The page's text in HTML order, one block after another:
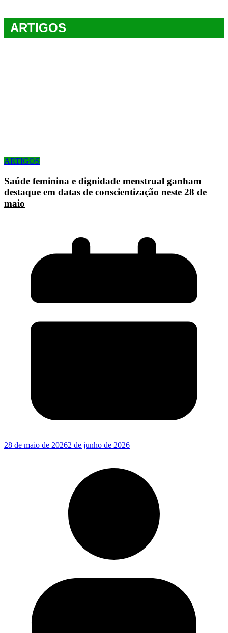
ARTIGOS
ARTIGOS
Saúde feminina e dignidade menstrual ganham
destaque em datas de conscientização neste 28 de
maio
28 de maio de 20262 de junho de 2026